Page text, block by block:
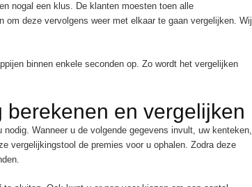
nogal een klus. De klanten moesten toen alle
deze vervolgens weer met elkaar te gaan vergelijken. Wij
binnen enkele seconden op. Zo wordt het vergelijken
berekenen en vergelijken
Wanneer u de volgende gegevens invult, uw kenteken,
vergelijkingstool de premies voor u ophalen. Zodra deze